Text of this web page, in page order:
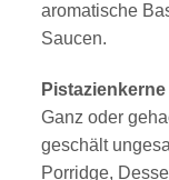
aromatische
Saucen.
Ganz oder
geschält
Porridge,